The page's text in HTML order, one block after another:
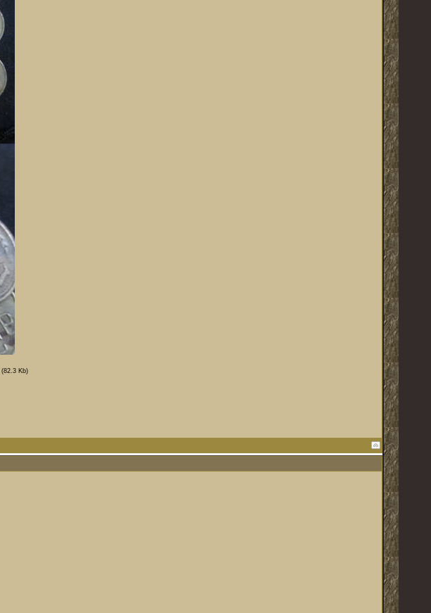
(82.3 Kb)